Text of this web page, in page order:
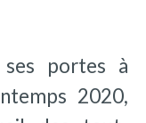
ses portes à
2020,